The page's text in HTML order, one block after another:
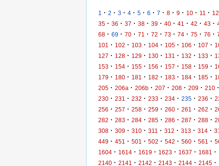
1 · 2 · 3 · 4 · 5 · 6 · 7 · 8 · 9 · 10 · 11 · 12
35 · 36 · 37 · 38 · 39 · 40 · 41 · 42 · 43 ·
68 · 69 · 70 · 71 · 72 · 73 · 74 · 75 · 76 ·
101
· 102 · 103 · 104 · 105 · 106 · 107 ·
127 · 128 · 129 · 130 · 131 · 132 · 133 ·
153 · 154 · 155 · 156 · 157 · 158 · 159 ·
179 · 180 · 181 · 182 · 183 · 184 · 185 ·
205 · 206a · 206b · 207 · 208 · 209 · 210 ·
230 · 231 · 232 · 233 · 234 · 235 · 236 ·
256 · 257 · 258 · 259 · 260 · 261 · 262 ·
282 · 283 · 284 · 285 · 286 · 287 · 288 ·
308 · 309 · 310 · 311 · 312 · 313 · 314 ·
449 · 451 · 501 · 502 · 542 · 560 · 561 ·
1604 · 1614 · 1619 · 1623 · 1637 · 1681 ·
2140 · 2141 · 2142 · 2143 · 2144 · 2145 ·